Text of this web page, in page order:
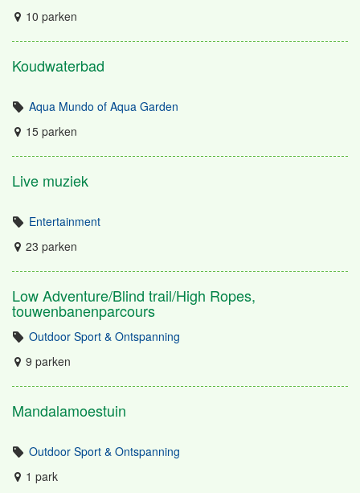
10 parken
Koudwaterbad
Aqua Mundo of Aqua Garden
15 parken
Live muziek
Entertainment
23 parken
Low Adventure/Blind trail/High Ropes,
touwenbanenparcours
Outdoor Sport & Ontspanning
9 parken
Mandalamoestuin
Outdoor Sport & Ontspanning
1 park